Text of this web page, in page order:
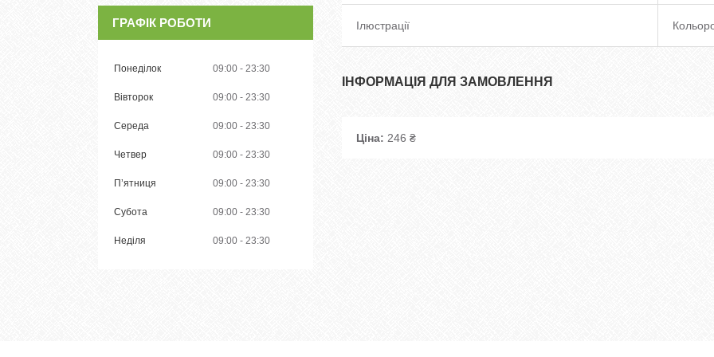
Ілюстрації
ІНФОРМАЦІЯ ДЛЯ ЗАМОВЛЕННЯ
Ціна: 246 ₴
ГРАФІК РОБОТИ
Понеділок 09:00 23:30
Вівторок 09:00 23:30
Середа 09:00 23:30
Четвер 09:00 23:30
Пʼятниця 09:00 23:30
Субота 09:00 23:30
Неділя 09:00 23:30